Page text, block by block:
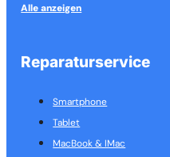
Alle anzeigen
Reparaturservice
Smartphone
Tablet
MacBook & IMac